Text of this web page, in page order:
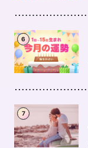
6
7